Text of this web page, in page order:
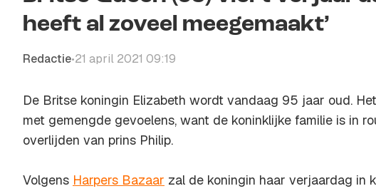
heeft al zoveel meegemaakt’
Redactie•21 april 2021 09:19
De Britse koningin Elizabeth wordt vandaag 95 jaar oud.
met gemengde gevoelens, want de koninklijke familie is in
overlijden van prins Philip.
Volgens Harpers Bazaar zal de koningin haar verjaardag in